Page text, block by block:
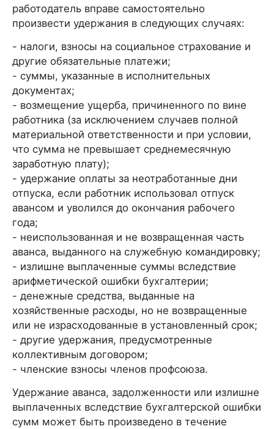
работодатель вправе самостоятельно
произвести удержания в следующих случаях:
- налоги, взносы на социальное страхование и
другие обязательные платежи;
- суммы, указанные в исполнительных
документах;
- возмещение ущерба, причиненного по вине
работника (за исключением случаев полной
материальной ответственности и при условии,
что сумма не превышает среднемесячную
заработную плату);
- удержание оплаты за неотработанные дни
отпуска, если работник использовал отпуск
авансом и уволился до окончания рабочего
года;
- неиспользованная и не возвращенная часть
аванса, выданного на служебную командировку;
- излишне выплаченные суммы вследствие
арифметической ошибки бухгалтерии;
- денежные средства, выданные на
хозяйственные расходы, но не возвращенные
или не израсходованные в установленный срок;
- другие удержания, предусмотренные
коллективным договором;
- членские взносы членов профсоюза.
Удержание аванса, задолженности или излишне
выплаченных вследствие бухгалтерской ошибки
сумм может быть произведено в течение